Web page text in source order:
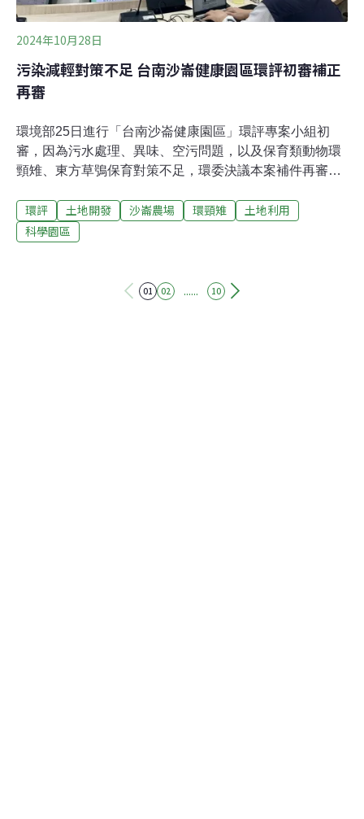
2024年10月28日
污染減輕對策不足 台南沙崙健康園區環評初審補正
再審
環境部25日進行「台南沙崙健康園區」環評專案小組初
審，因為污水處理、異味、空污問題，以及保育類動物環
頸雉、東方草鴞保育對策不足，環委決議本案補件再審。
台南沙崙綠能科學城方案，在東北側規劃沙崙健康園區。
該園區引進生技、製藥、醫療器材及健康領域等產業，目
高級住宅區約有2萬人口，且位在下風處，開發單位只提
環評 土地開發 沙崙農場 環頸雉
土地利用
科學園區
01 02 ...... 10